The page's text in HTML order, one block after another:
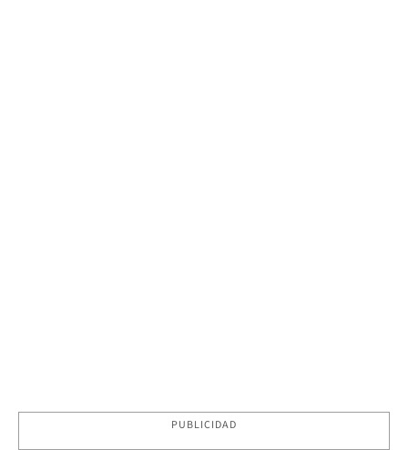
PUBLICIDAD